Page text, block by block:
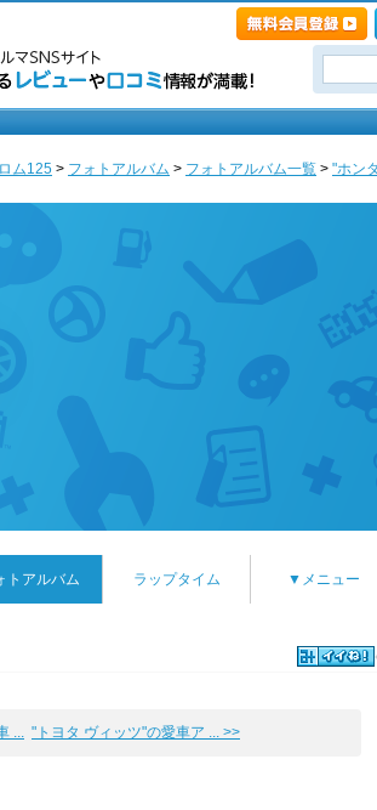
ム125 > フォトアルバム > フォトアルバム一覧 > "ホン
トアルバム ラップタイム ▼メニュー
... "トヨタ ヴィッツ"の愛車ア ... >>